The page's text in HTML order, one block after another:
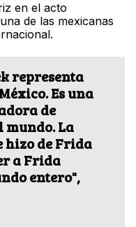
en el acto
de las mexicanas
representa
Es una
de
mundo. La
hizo de Frida
a Frida
entero",